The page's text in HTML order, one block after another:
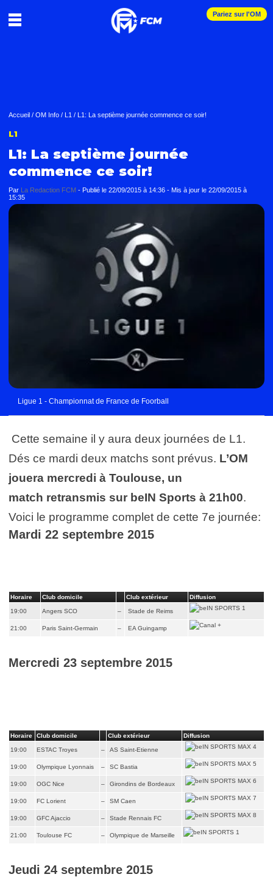
Pariez sur l'OM
Accueil / OM Info / L1 / L1: La septième journée commence ce soir!
L1
L1: La septième journée
commence ce soir!
Par La Redaction FCM - Publié le 22/09/2015 à 14:36 - Mis à jour le 22/09/2015 à
15:35
Ligue 1 - Championnat de France de Foorball
Cette semaine il y aura deux journées de L1.
Dés ce mardi deux matchs sont prévus. L’OM
jouera mercredi à Toulouse, un
match retransmis sur beIN Sports à 21h00.
Voici le programme complet de cette 7e journée:
Mardi 22 septembre 2015
Horaire Club domicile Club extérieur Diffusion
19:00 Angers SCO – Stade de Reims
21:00 Paris Saint-Germain – EA Guingamp
Mercredi 23 septembre 2015
Horaire Club domicile Club extérieur Diffusion
19:00 ESTAC Troyes – AS Saint-Etienne
19:00 Olympique Lyonnais – SC Bastia
19:00 OGC Nice – Girondins de Bordeaux
19:00 FC Lorient – SM Caen
19:00 GFC Ajaccio – Stade Rennais FC
21:00 Toulouse FC – Olympique de Marseille
Jeudi 24 septembre 2015